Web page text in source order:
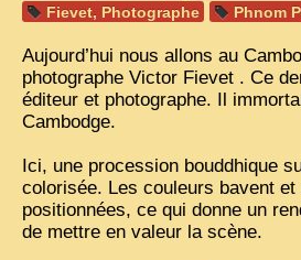
1908, RÉVOLTE
ANNAM CENTRE
COCHINCHINE
ETHNIES
LAOS
CAMBODGE
Fievet, Photographe
Phnom
Aujourd’hui nous allons au
photographe Victor Fievet . Ce
éditeur et photographe. Il
Cambodge.
Ici, une procession bouddhique
colorisée. Les couleurs bavent et
positionnées, ce qui donne un
de mettre en valeur la scène.